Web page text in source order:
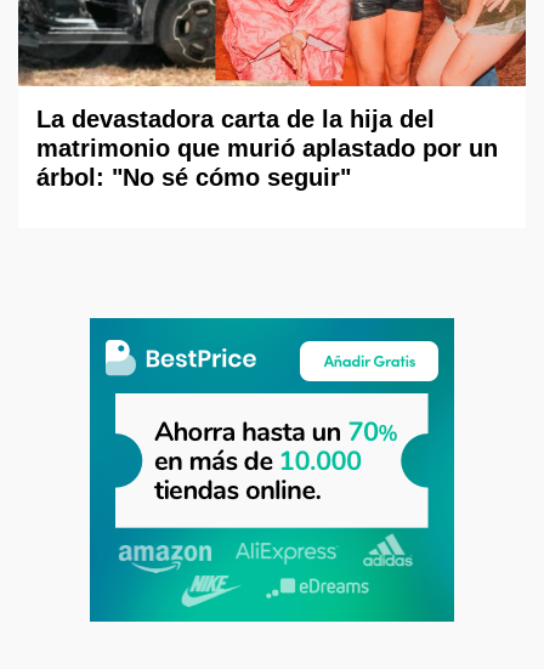
La devastadora carta de la hija del
matrimonio que murió aplastado por un
árbol: "No sé cómo seguir"